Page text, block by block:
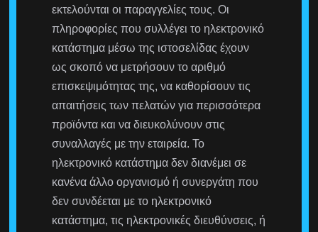
εκτελούνται οι παραγγελίες τους. Οι
πληροφορίες που συλλέγει το ηλεκτρονικό
κατάστημα μέσω της ιστοσελίδας έχουν
ως σκοπό να μετρήσουν το αριθμό
επισκεψιμότητας της, να καθορίσουν τις
απαιτήσεις των πελατών για περισσότερα
προϊόντα και να διευκολύνουν στις
συναλλαγές με την εταιρεία. Το
ηλεκτρονικό κατάστημα δεν διανέμει σε
κανένα άλλο οργανισμό ή συνεργάτη που
δεν συνδέεται με το ηλεκτρονικό
κατάστημα, τις ηλεκτρονικές διευθύνσεις, ή